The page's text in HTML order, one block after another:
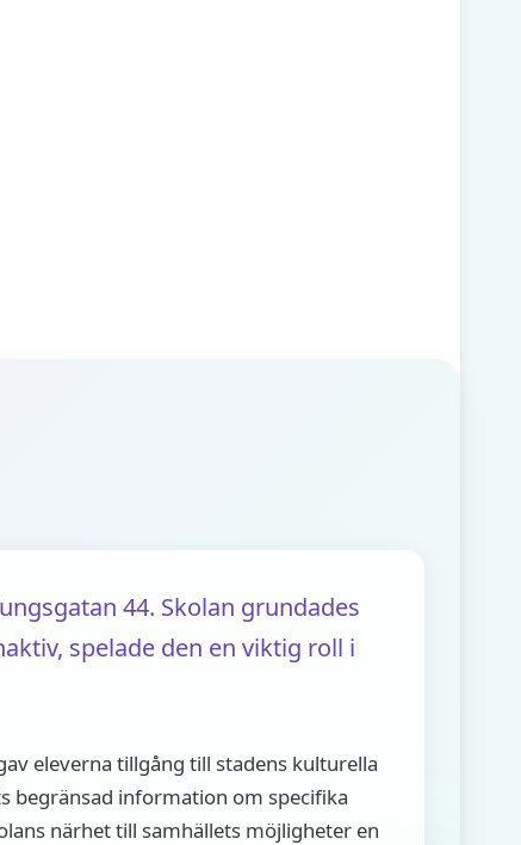
44. Skolan grundades
spelade den en viktig roll i
eleverna tillgång till stadens kulturella
begränsad information om specifika
närhet till samhällets möjligheter en